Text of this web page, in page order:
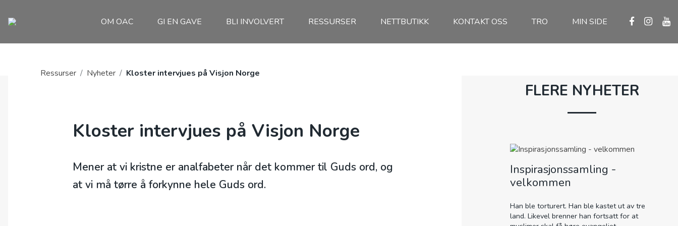
OM OAC GI EN GAVE BLI INVOLVERT RESSURSER NETTBUTIKK KONTAKT OSS TRO MIN SIDE
Ressurser / Nyheter / Kloster intervjues på Visjon Norge
Kloster intervjues på Visjon Norge
Mener at vi kristne er analfabeter når det kommer til Guds ord, og
at vi må tørre å forkynne hele Guds ord.
FLERE NYHETER
Inspirasjonssamling -
velkommen
Han ble torturert. Han ble kastet ut av tre
land. Likevel brenner han fortsatt for at